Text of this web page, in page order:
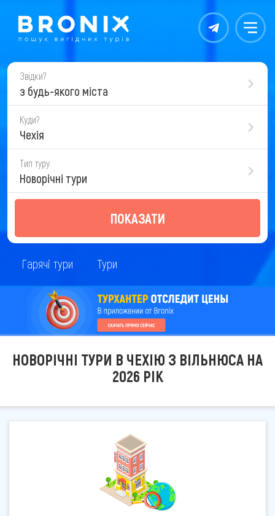
Контакты Меню
Звідки?
з будь-якого міста
Куди?
Чехія
Тип туру
Новорічні тури
ПОКАЗАТИ
Гарячі тури Тури
НОВОРІЧНІ ТУРИ В ЧЕХІЮ З ВІЛЬНЮСА НА
2026 РІК